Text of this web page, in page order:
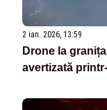
2 ian. 2026, 13:59
Drone la
avertizată